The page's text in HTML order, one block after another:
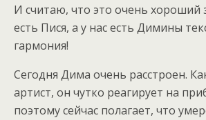
И считаю, что это очень хороший
есть Пися, а у нас есть Димины
гармония!
Сегодня Дима очень расстроен.
артист, он чутко реагирует на
поэтому сейчас полагает, что